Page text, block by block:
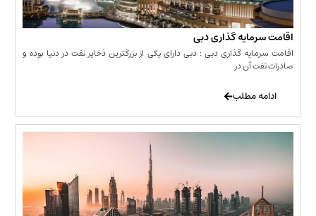
گذاری دبی
گذاری دبی : دبی دارای یکی از بزرگترین ذخایر نفت در دنیا بوده و